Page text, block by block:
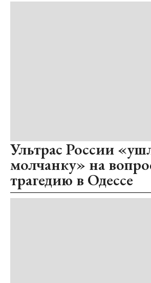
Ультрас России
молчанку» на
трагедию в Одессе